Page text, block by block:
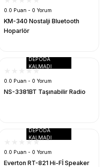
0.0 Puan - 0 Yorum
KM-340 Nostalji Bluetooth
Hoparlör
DEPODA
KALMADI
0.0 Puan - 0 Yorum
NS-3381BT Taşınabilir Radio
DEPODA
KALMADI
0.0 Puan - 0 Yorum
Everton RT-821 Hi-Fİ Speaker